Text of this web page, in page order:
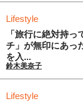
Lifestyle
「旅行に絶対持っ
チ」が無印にあっ
を入...
鈴木美奈子
Lifestyle